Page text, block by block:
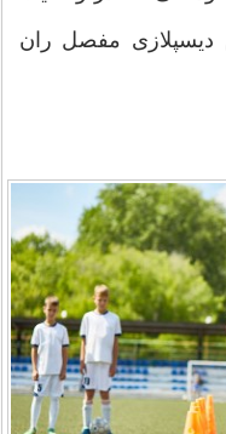
دیسپلازی مفصل ران